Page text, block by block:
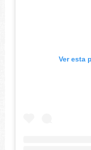
Ver esta